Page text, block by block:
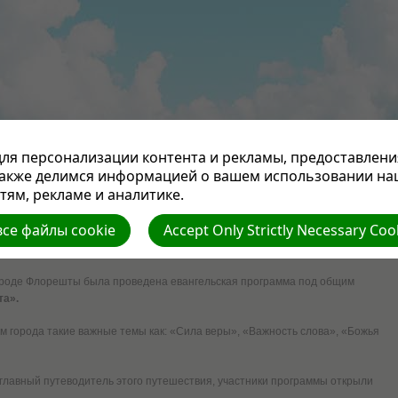
ПРОПОВЕДИ СТАТЬИ НАША ЦЕРКОВЬ СЛУЖЕНИЕ ПАСТОРА ОТДЕЛЫ
КУХНЯ МУЗЫКА СТИХИ ВИДЕОФИЛЬМЫ КНИГА ГОДА КОНТАКТЫ
во Флорештах, посетив программу «8
Флорешты была проведена евангельская программа под общим
такие важные темы как: «Сила веры», «Важность слова», «Божья
путеводитель этого путешествия, участники программы открыли
персонализации контента и рекламы,
делимся информацией о вашем использовании
рекламе и аналитике.
Accept Only Strictly Necessary
файлы cookie